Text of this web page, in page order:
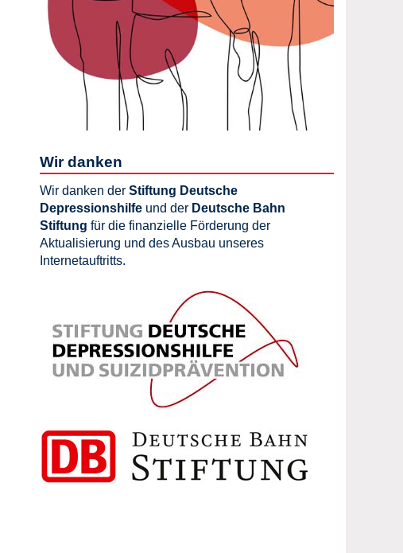
Wir danken
Wir danken der Stiftung Deutsche
Depressionshilfe und der Deutsche Bahn
Stiftung für die finanzielle Förderung der
Aktualisierung und des Ausbau unseres
Internetauftritts.